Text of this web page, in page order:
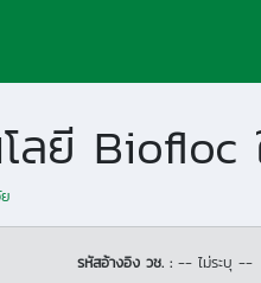
รหัสอ้างอิง วช. : -- ไม่ระบุ --